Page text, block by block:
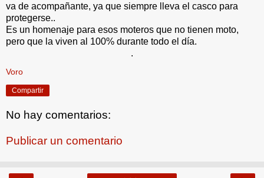
va de acompañante, ya que siempre lleva el casco para
protegerse..
Es un homenaje para esos moteros que no tienen moto,
pero que la viven al 100% durante todo el día.
.
Voro
Compartir
No hay comentarios:
Publicar un comentario